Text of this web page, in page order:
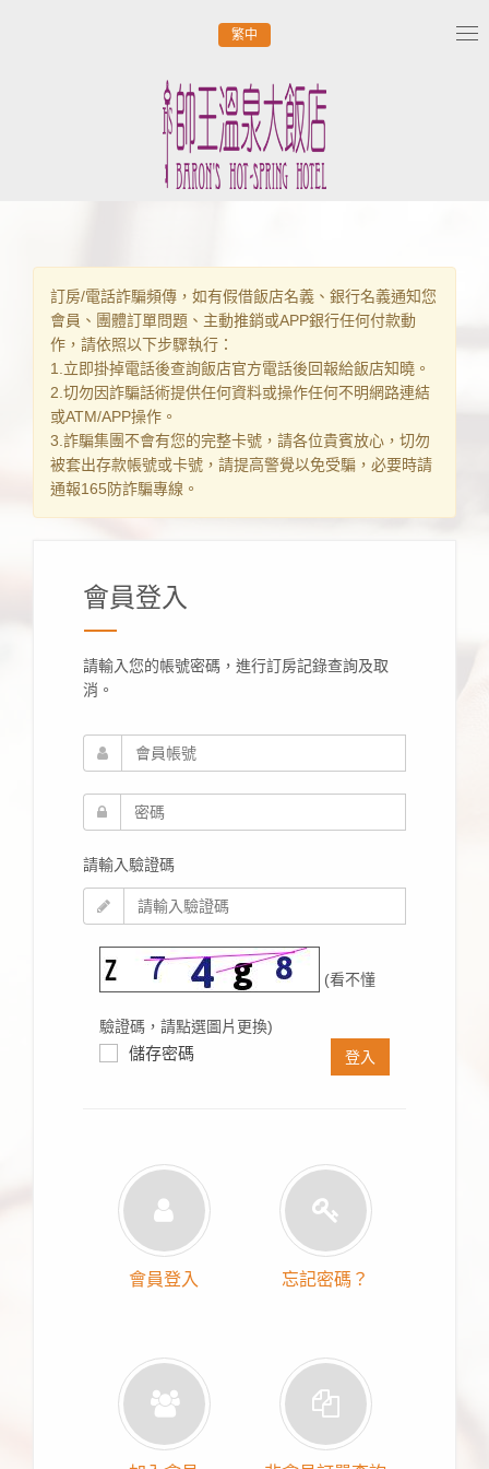
繁中
訂房/電話詐騙頻傳，如有假借飯店名義、銀行名義通知您
會員、團體訂單問題、主動推銷或APP銀行任何付款動
作，請依照以下步驟執行：
1.立即掛掉電話後查詢飯店官方電話後回報給飯店知曉。
2.切勿因詐騙話術提供任何資料或操作任何不明網路連結
或ATM/APP操作。
3.詐騙集團不會有您的完整卡號，請各位貴賓放心，切勿
被套出存款帳號或卡號，請提高警覺以免受騙，必要時請
通報165防詐騙專線。
會員登入
請輸入您的帳號密碼，進行訂房記錄查詢及取
消。
請輸入驗證碼
(看不懂
驗證碼，請點選圖片更換)
儲存密碼 登入
會員登入 忘記密碼？